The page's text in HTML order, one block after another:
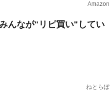
Amazon
んなが"リピ買い"してい
ねとらぼ